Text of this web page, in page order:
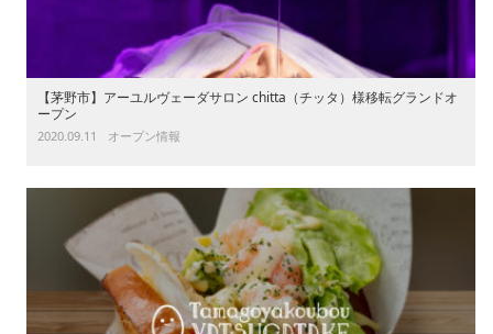
【茅野市】アーユルヴェーダサロン chitta（チッタ）様移転グランドオ
ープン
2020.09.11 オープン情報